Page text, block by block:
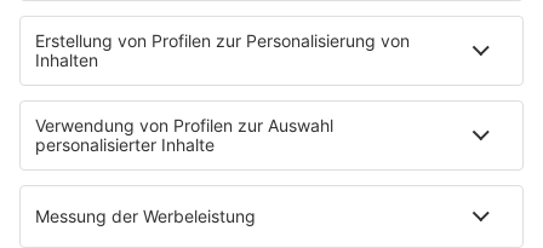
Die R.SH Gemeindesongs
Der R.SH Telefonschreck
Familienfuchs: Der Erziehungspodcast
Schlank und Gesund mit Patric Heizmann
Brave & One: Der Beziehungs-Podcast
ShoreTime: Der Küstenschnack
Der Barbara Schöneberger-Podcast: Mit den Waffeln
einer Frau